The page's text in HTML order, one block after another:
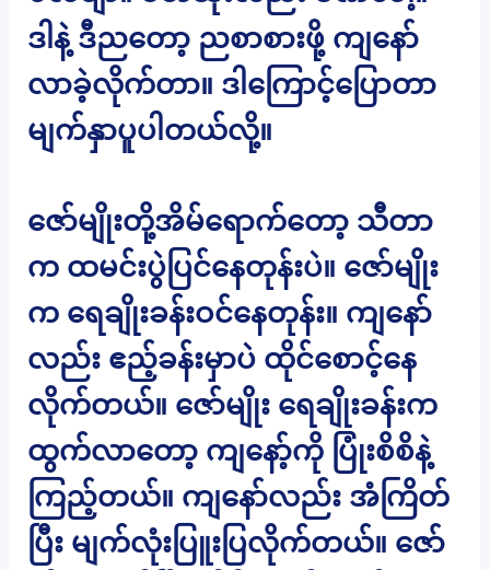
ဒါနဲ့ ဒီညတော့ ညစာစားဖို့ ကျနော်
လာခဲ့လိုက်တာ။ ဒါကြောင့်ပြောတာ
မျက်နှာပူပါတယ်လို့။
ဇော်မျိုးတို့အိမ်ရောက်တော့ သီတာ
က ထမင်းပွဲပြင်နေတုန်းပဲ။ ဇော်မျိုး
က ရေချိုးခန်းဝင်နေတုန်း။ ကျနော်
လည်း ဧည့်ခန်းမှာပဲ ထိုင်စောင့်နေ
လိုက်တယ်။ ဇော်မျိုး ရေချိုးခန်းက
ထွက်လာတော့ ကျနော့်ကို ပြုံးစိစိနဲ့
ကြည့်တယ်။ ကျနော်လည်း အံကြိတ်
ပြီး မျက်လုံးပြူးပြလိုက်တယ်။ ဇော်